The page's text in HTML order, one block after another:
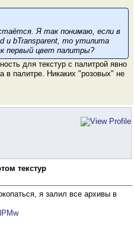
Я так понимаю, если в
и bTransparent, то утилита
первый цвет палитры?
для текстур с палитрой явно
в палитре. Никаких "розовых" не
текстур
я залил все архивы в